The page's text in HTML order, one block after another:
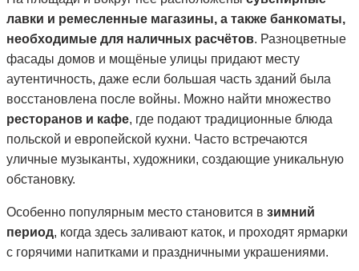
лавки и ремесленные магазины, а также банкоматы,
необходимые для наличных расчётов. Разноцветные
фасады домов и мощёные улицы придают месту
аутентичность, даже если большая часть зданий была
восстановлена после войны. Можно найти множество
ресторанов и кафе, где подают традиционные блюда
польской и европейской кухни. Часто встречаются
уличные музыканты, художники, создающие уникальную
обстановку.
Особенно популярным место становится в зимний
период, когда здесь заливают каток, и проходят ярмарки
с горячими напитками и праздничными украшениями.